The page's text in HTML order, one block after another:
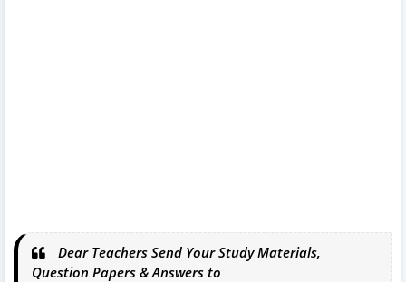
Dear Teachers Send Your Study Materials,
Question Papers & Answers to